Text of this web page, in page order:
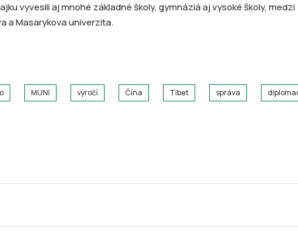
vyvesili aj mnohé základné školy, gymnáziá aj vysoké školy, medzi
a Masarykova univerzita.
MUNI výročí Čína Tibet správa